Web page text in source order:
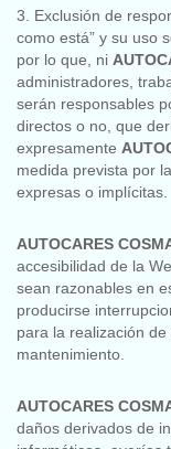
3. Exclusión de
como está” y su uso
por lo que, ni
administradores,
serán responsables
directos o no, que
expresamente
medida prevista por
expresas o implícitas.
AUTOCARES
accesibilidad de la
sean razonables en
producirse
para la realización
mantenimiento.
AUTOCARES
daños derivados de